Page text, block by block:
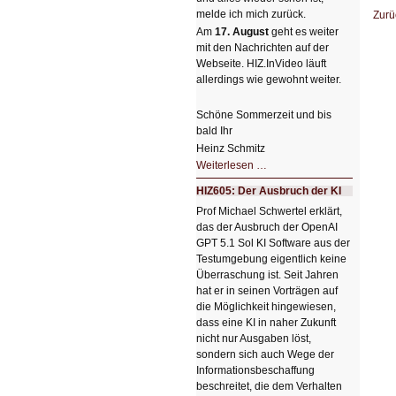
melde ich mich zurück.
Am 17. August geht es weiter
mit den Nachrichten auf der
Webseite. HIZ.InVideo läuft
allerdings wie gewohnt weiter.
Schöne Sommerzeit und bis
bald Ihr
Heinz Schmitz
Weiterlesen …
so
kleine
Sommerpause
😊
HIZ605: Der Ausbruch der KI
Prof Michael Schwertel erklärt,
das der Ausbruch der OpenAI
GPT 5.1 Sol KI Software aus der
Testumgebung eigentlich keine
Überraschung ist. Seit Jahren
hat er in seinen Vorträgen auf
die Möglichkeit hingewiesen,
dass eine KI in naher Zukunft
nicht nur Ausgaben löst,
sondern sich auch Wege der
Informationsbeschaffung
beschreitet, die dem Verhalten